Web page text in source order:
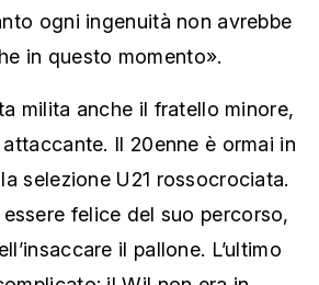
ogni ingenuità non avrebbe
in questo momento».
milita anche il fratello minore,
Il 20enne è ormai in
selezione U21 rossocrociata.
felice del suo percorso,
il pallone. L’ultimo